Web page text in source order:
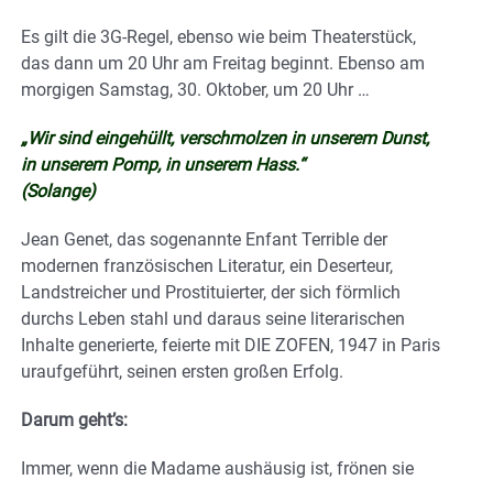
Es gilt die 3G-Regel, ebenso wie beim Theaterstück,
das dann um 20 Uhr am Freitag beginnt. Ebenso am
morgigen Samstag, 30. Oktober, um 20 Uhr …
„Wir sind eingehüllt, verschmolzen in unserem Dunst,
in unserem Pomp, in unserem Hass.“
(Solange)
Jean Genet, das sogenannte Enfant Terrible der
modernen französischen Literatur, ein Deserteur,
Landstreicher und Prostituierter, der sich förmlich
durchs Leben stahl und daraus seine literarischen
Inhalte generierte, feierte mit DIE ZOFEN, 1947 in Paris
uraufgeführt, seinen ersten großen Erfolg.
Darum geht’s:
Immer, wenn die Madame aushäusig ist, frönen sie